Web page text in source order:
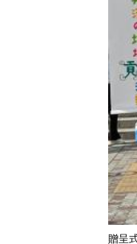
贈呈